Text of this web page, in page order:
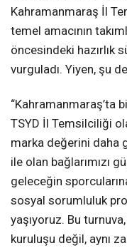
Kahramanmaraş İl
temel amacının
öncesindeki hazırlık
vurguladı. Yiyen, şu
“Kahramanmaraş’ta
TSYD İl Temsilciliği
marka değerini daha
ile olan bağlarımızı
geleceğin
sosyal sorumluluk
yaşıyoruz. Bu
kuruluşu değil, aynı